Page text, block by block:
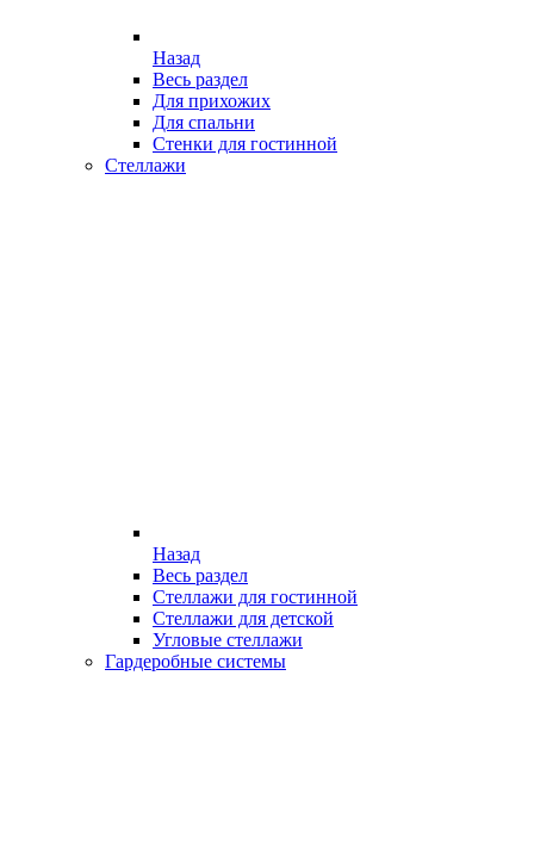
Назад
Весь раздел
Для прихожих
Для спальни
Стенки для гостинной
Стеллажи
Назад
Весь раздел
Стеллажи для гостинной
Стеллажи для детской
Угловые стеллажи
Гардеробные системы